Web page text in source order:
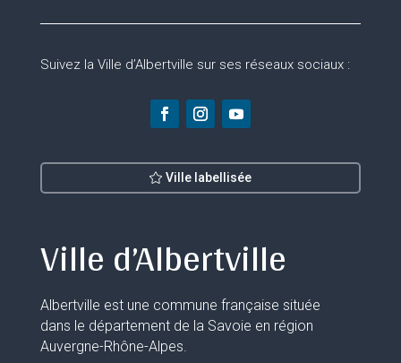
Suivez la Ville d’Albertville sur ses réseaux sociaux :
Ville labellisée
Ville d’Albertville
Albertville est une commune française située
dans le département de la Savoie en région
Auvergne-Rhône-Alpes.